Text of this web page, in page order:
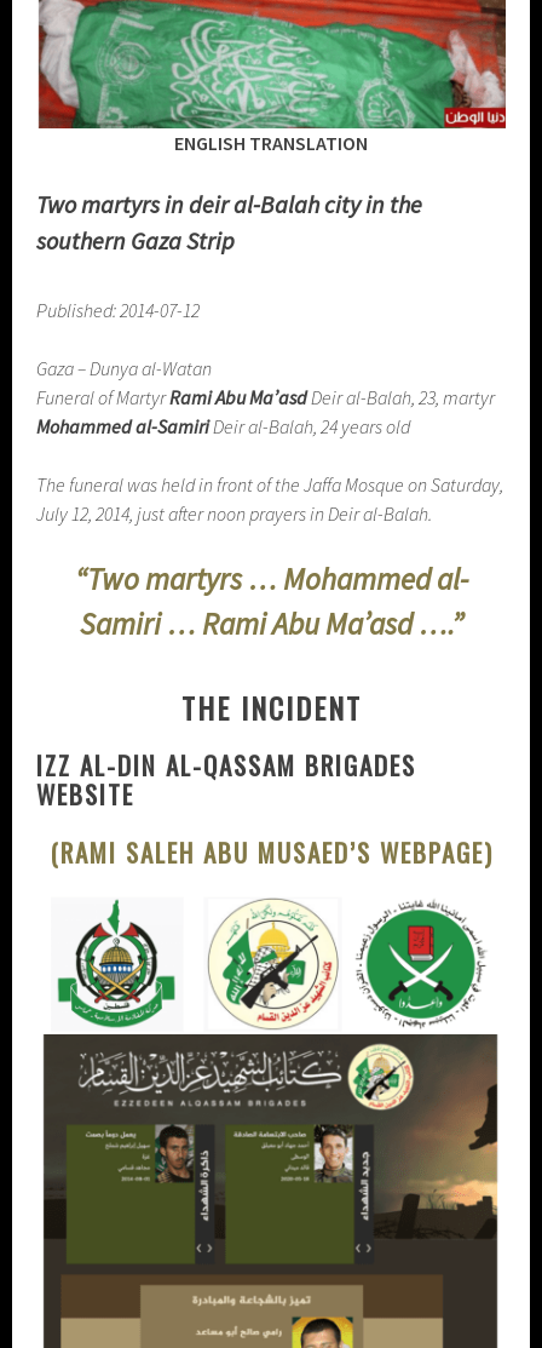
ENGLISH TRANSLATION
Two martyrs in deir al-Balah city in the
southern Gaza Strip
Published: 2014-07-12
Gaza – Dunya al-Watan
Funeral of MartyrRami Abu Ma’asdDeir al-Balah, 23, martyr
Mohammed al-SamiriDeir al-Balah, 24 years old
The funeral was held in front of the Jaffa Mosque on Saturday,
July 12, 2014, just after noon prayers in Deir al-Balah.
“Two martyrs … Mohammed al-
Samiri … Rami Abu Ma’asd ….”
THE INCIDENT
IZZ AL-DIN AL-QASSAM BRIGADES
WEBSITE
(RAMI SALEH ABU MUSAED’S WEBPAGE)